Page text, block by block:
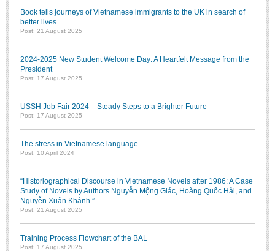
Book tells journeys of Vietnamese immigrants to the UK in search of
better lives
Post: 21 August 2025
2024-2025 New Student Welcome Day: A Heartfelt Message from the
President
Post: 17 August 2025
USSH Job Fair 2024 – Steady Steps to a Brighter Future
Post: 17 August 2025
The stress in Vietnamese language
Post: 10 April 2024
“Historiographical Discourse in Vietnamese Novels after 1986: A Case
Study of Novels by Authors Nguyễn Mộng Giác, Hoàng Quốc Hải, and
Nguyễn Xuân Khánh.”
Post: 21 August 2025
Training Process Flowchart of the BAL
Post: 17 August 2025